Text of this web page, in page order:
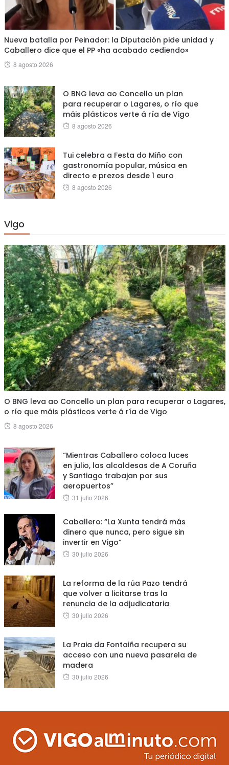
Nueva batalla por Peinador: la Diputación pide unidad y
Caballero dice que el PP «ha acabado cediendo»
Posted
8 agosto 2026
O BNG leva ao Concello un plan
para recuperar o Lagares, o río que
máis plásticos verte á ría de Vigo
Posted
8 agosto 2026
Tui celebra a Festa do Miño con
gastronomía popular, música en
directo e prezos desde 1 euro
Posted
8 agosto 2026
Vigo
O BNG leva ao Concello un plan para recuperar o Lagares,
o río que máis plásticos verte á ría de Vigo
Posted
8 agosto 2026
“Mientras Caballero coloca luces
en julio, las alcaldesas de A Coruña
y Santiago trabajan por sus
aeropuertos”
Posted
31 julio 2026
Caballero: “La Xunta tendrá más
dinero que nunca, pero sigue sin
invertir en Vigo”
Posted
30 julio 2026
La reforma de la rúa Pazo tendrá
que volver a licitarse tras la
renuncia de la adjudicataria
Posted
30 julio 2026
La Praia da Fontaiña recupera su
acceso con una nueva pasarela de
madera
Posted
30 julio 2026